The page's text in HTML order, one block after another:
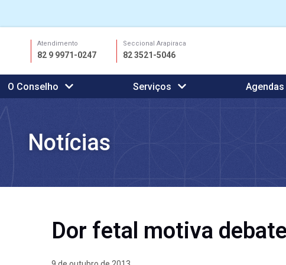
conteúdo
Atendimento
82 9 9971-0247
Seccional Arapiraca
82 3521-5046
O Conselho Serviços Agendas
Notícias
Dor fetal motiva